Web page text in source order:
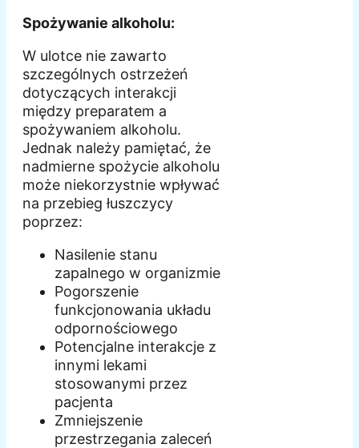
Spożywanie alkoholu:
W ulotce nie zawarto
szczególnych ostrzeżeń
dotyczących interakcji
między preparatem a
spożywaniem alkoholu.
Jednak należy pamiętać, że
nadmierne spożycie alkoholu
może niekorzystnie wpływać
na przebieg łuszczycy
poprzez:
Nasilenie stanu
zapalnego w organizmie
Pogorszenie
funkcjonowania układu
odpornościowego
Potencjalne interakcje z
innymi lekami
stosowanymi przez
pacjenta
Zmniejszenie
przestrzegania zaleceń